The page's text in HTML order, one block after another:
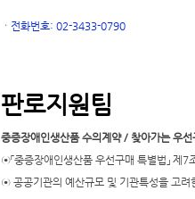
ㆍ 전화번호: 02-3433-0790
판로지원팀
중증장애인생산품 수의계약 / 찾아가는 우선
⊙「중증장애인생산품 우선구매 특별법」
⊙ 공공기관의 예산규모 및 기관특성을 고려